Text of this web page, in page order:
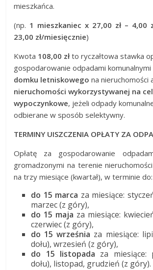
mieszkańca.
(np. 1 mieszkaniec x 27,00 zł – 4,00
23,00 zł/miesięcznie)
Kwota 108,00 złto ryczałtowa stawka
gospodarowanie odpadami komunalnymi
domku letniskowego na nieruchomości
nieruchomości wykorzystywanej na
wypoczynkowe, jeżeli odpady
odbierane w sposób selektywny.
TERMINY UISZCZENIA OPŁATY ZA
Opłatę za gospodarowanie
gromadzonymi na terenie
na trzy miesiące (kwartał), w terminie do:
do 15 marca za miesiące:
marzec (z góry),
do 15 maja za miesiące:
czerwiec (z góry),
do 15 września za miesiące:
dołu), wrzesień (z góry),
do 15 listopada za miesiące:
dołu), listopad, grudzień (z góry).